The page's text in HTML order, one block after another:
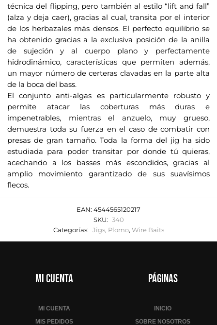
técnica del flipping, pero también al estilo “lift and fall”
(alza y deja caer), gracias al cual, transita por el interior
de los herbazales más densos. El perfecto equilibrio se
ha obtenido gracias a la exclusiva posición de la anilla
de sujeción y al cuerpo plano y perfectamente
hidrodinámico, características que permiten además,
un mayor número de certeras clavadas en la parte alta
de la boca del bass.
El conjunto anti-algas es particularmente robusto y
permite atacar las coberturas más duras e
impenetrables, mientras el anzuelo, muy grueso,
demuestra toda su fuerza en el caso de combatir con
presas de gran tamaño. Toda la forma del jig ha sido
estudiada para poder transitar por donde tú quieras,
acechando a los basses más escondidos, gracias al
amplio movimiento garantizado de sus suavísimos
flecos.
EAN: 4544565120217
SKU: 340
Categorías: Jigs, Plomo, Wire Baits
Mi cuenta
MI CUENTA
MIS PEDIDOS
Páginas
INICIO
SOBRE NOSOTROS